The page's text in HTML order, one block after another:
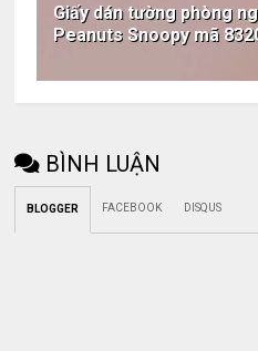
Giấy dán tường phòng
Peanuts Snoopy mã
BÌNH LUẬN
BLOGGER FACEBOOK DISQUS